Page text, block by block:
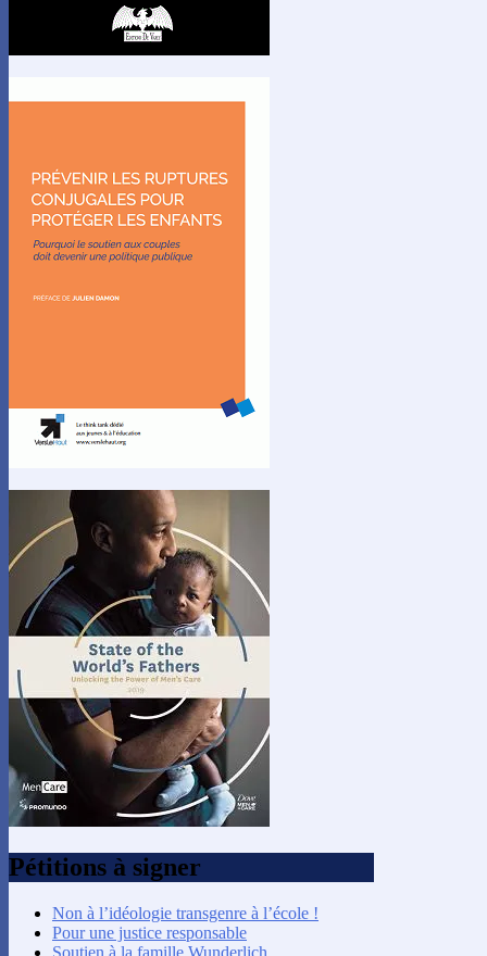
Pétitions à signer
Non à l’idéologie transgenre à l’école !
Pour une justice responsable
Soutien à la famille Wunderlich